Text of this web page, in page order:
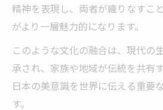
精神を表現し、両者が織りなすこ
がより一層魅力的になります。
このような文化の融合は、現代の
承され、家族や地域が伝統を共有
日本の美意識を世界に伝える重要
す。